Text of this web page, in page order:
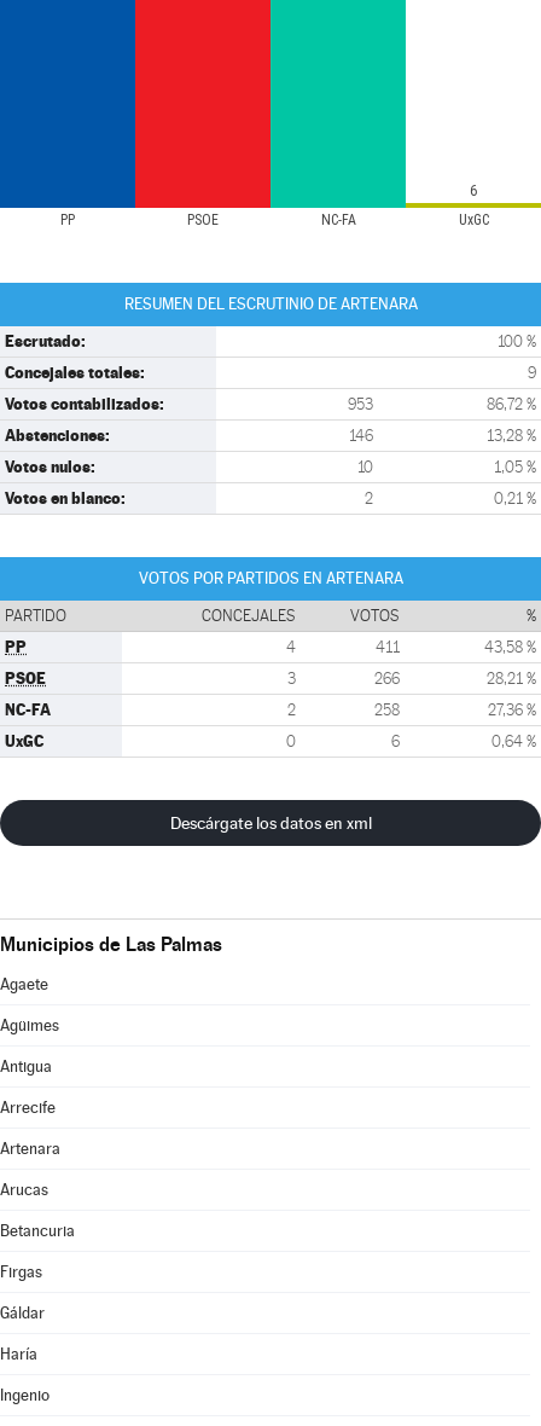
PP PSOE NC-FA UxGC
6
RESUMEN DEL ESCRUTINIO DE ARTENARA
Escrutado: 100 %
Concejales totales: 9
Votos contabilizados: 953 86,72 %
Abstenciones: 146 13,28 %
Votos nulos: 10 1,05 %
Votos en blanco: 2 0,21 %
VOTOS POR PARTIDOS EN ARTENARA
PARTIDO CONCEJALES VOTOS %
PP 4 411 43,58 %
PSOE 3 266 28,21 %
NC-FA 2 258 27,36 %
UxGC 0 6 0,64 %
Descárgate los datos en xml
Municipios de Las Palmas
Agaete
Agüimes
Antigua
Arrecife
Artenara
Arucas
Betancuria
Firgas
Gáldar
Haría
Ingenio